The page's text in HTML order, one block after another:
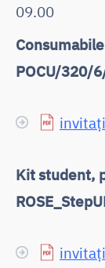
09.00
POCU/320/
Kit student,